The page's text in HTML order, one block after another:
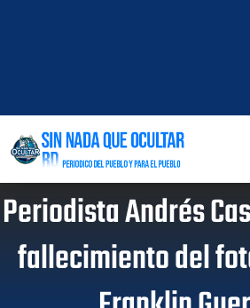
Periodista Andrés
fallecimiento del